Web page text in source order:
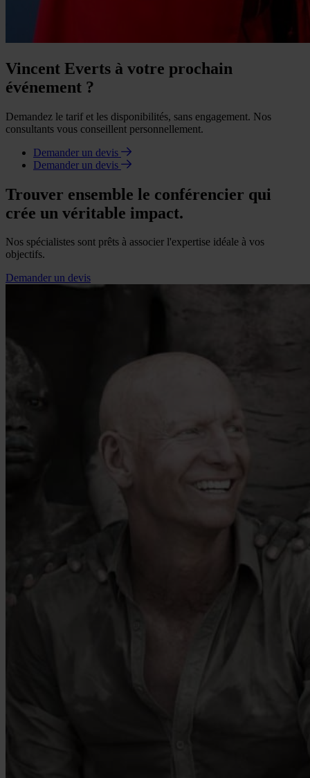
Vincent Everts à votre prochain
événement ?
Demandez le tarif et les disponibilités, sans engagement. Nos
consultants vous conseillent personnellement.
Demander un devis
Demander un devis
Trouver ensemble le conférencier qui
crée un véritable impact.
Nos spécialistes sont prêts à associer l'expertise idéale à vos
objectifs.
Demander un devis